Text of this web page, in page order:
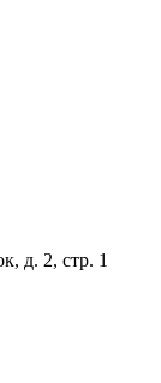
д. 2, стр. 1